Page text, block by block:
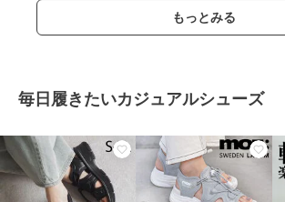
もっとみる
毎日履きたいカジュアルシューズ